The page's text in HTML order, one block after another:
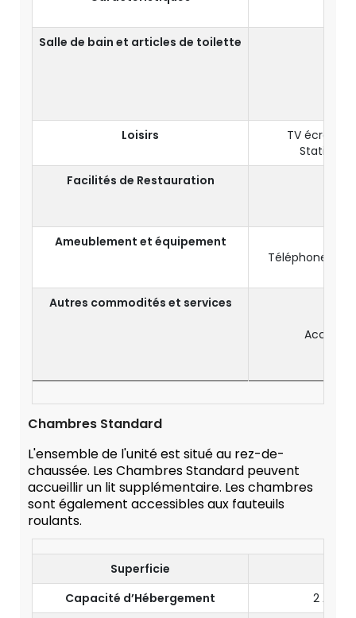
Salle de bain et articles de toilette
Loisirs
TV écran
Station
Facilités de Restauration
Ameublement et équipement
Téléphone
Autres commodités et services
Accès
Chambres Standard
L'ensemble de l'unité est situé au rez-de-
chaussée. Les Chambres Standard peuvent
accueillir un lit supplémentaire. Les chambres
sont également accessibles aux fauteuils
roulants.
Superficie
Capacité d’Hébergement
2